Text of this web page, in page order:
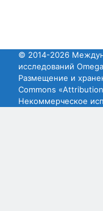
© 2014-2026
исследований
Размещение и
Commons
Некоммерческое